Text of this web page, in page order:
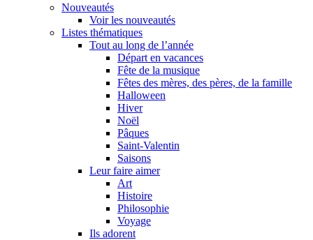
Nouveautés
Voir les nouveautés
Listes thématiques
Tout au long de l’année
Départ en vacances
Fête de la musique
Fêtes des mères, des pères, de la famille
Halloween
Hiver
Noël
Pâques
Saint-Valentin
Saisons
Leur faire aimer
Art
Histoire
Philosophie
Voyage
Ils adorent